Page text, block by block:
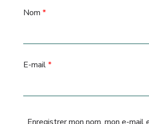
Nom *
E-mail*